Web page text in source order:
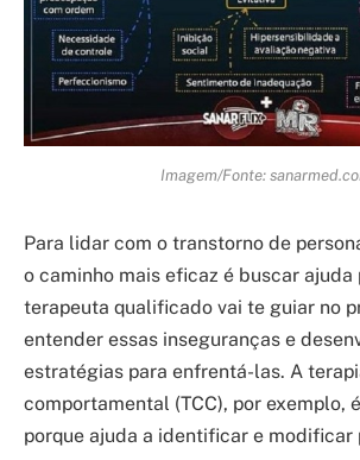
Imagem/Fonte:
Para lidar com o transtorno de
o caminho mais eficaz é buscar ajuda
terapeuta qualificado vai te guiar no
entender essas inseguranças e
estratégias para enfrentá-las. A
comportamental (TCC), por exemplo,
porque ajuda a identificar e modificar